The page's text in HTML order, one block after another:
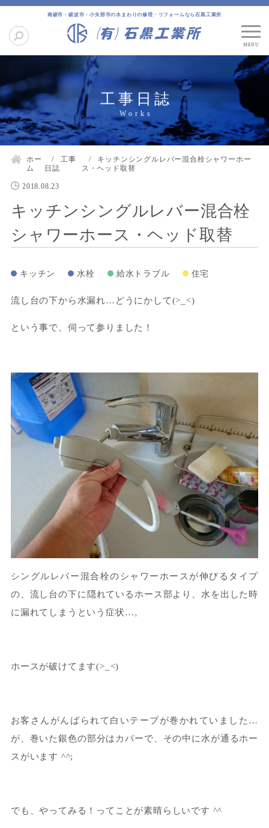
南砺市・砺波市・小矢部市の水まわりの修理・リフォームなら石黒工業所
工事日誌
ホー
ム
工事
日誌
キッチンシングルレバー混合栓シャワーホー
ス・ヘッド取替
2018.08.23
キッチンシングルレバー混合栓
シャワーホース・ヘッド取替
キッチン 水栓 給水トラブル 住宅
流し台の下から水漏れ…どうにかして(>_<)
という事で、伺って参りました！
シングルレバー混合栓のシャワーホースが伸びるタイプ
の、流し台の下に隠れているホース部より、水を出した時
に漏れてしまうという症状…。
ホースが破けてます(>_<)
お客さんがんばられて白いテープが巻かれていました…
が、巻いた銀色の部分はカバーで、その中に水が通るホー
スがいます ^^;
でも、やってみる！ってことが素晴らしいです ^^